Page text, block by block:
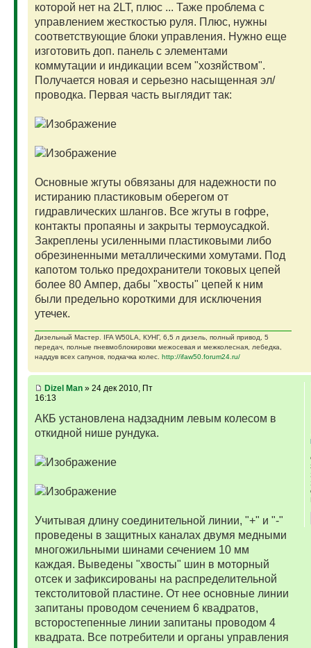
которой нет на 2LT, плюс ... Таже проблема с
управлением жесткостью руля. Плюс, нужны
соответствующие блоки управления. Нужно еще
изготовить доп. панель с элементами
коммутации и индикации всем "хозяйством".
Получается новая и серьезно насыщенная эл/
проводка. Первая часть выглядит так:
Основные жгуты обвязаны для надежности по
истиранию пластиковым оберегом от
гидравлических шлангов. Все жгуты в гофре,
контакты пропаяны и закрыты термоусадкой.
Закреплены усиленными пластиковыми либо
обрезиненными металлическими хомутами. Под
капотом только предохранители токовых цепей
более 80 Ампер, дабы "хвосты" цепей к ним
были предельно короткими для исключения
утечек.
Дизельный Мастер. IFA W50LA, КУНГ, 6,5 л дизель, полный привод, 5
передач, полные пневмоблокировки межосевая и межколесная, лебедка,
наддув всех сапунов, подкачка колес. http://ifaw50.forum24.ru/
Dizel Man» 24 дек 2010, Пт
16:13
АКБ установлена надзадним левым колесом в
откидной нише рундука.
Учитывая длину соединительной линии, "+" и "-"
проведены в защитных каналах двумя медными
многожильными шинами сечением 10 мм
каждая. Выведены "хвосты" шин в моторный
отсек и зафиксированы на распределительной
текстолитовой пластине. От нее основные линии
запитаны проводом сечением 6 квадратов,
всторостепенные линии запитаны проводом 4
квадрата. Все потребители и органы управления